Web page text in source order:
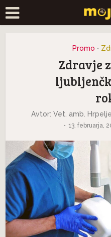
Promo •
Zdravje
Avtor: Vet. amb.
13. februarja,